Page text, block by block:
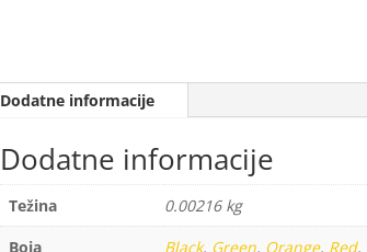
Dodatne informacije
Dodatne informacije
Težina
0.00216 kg
Boja
Black, Green, Orange, Red,